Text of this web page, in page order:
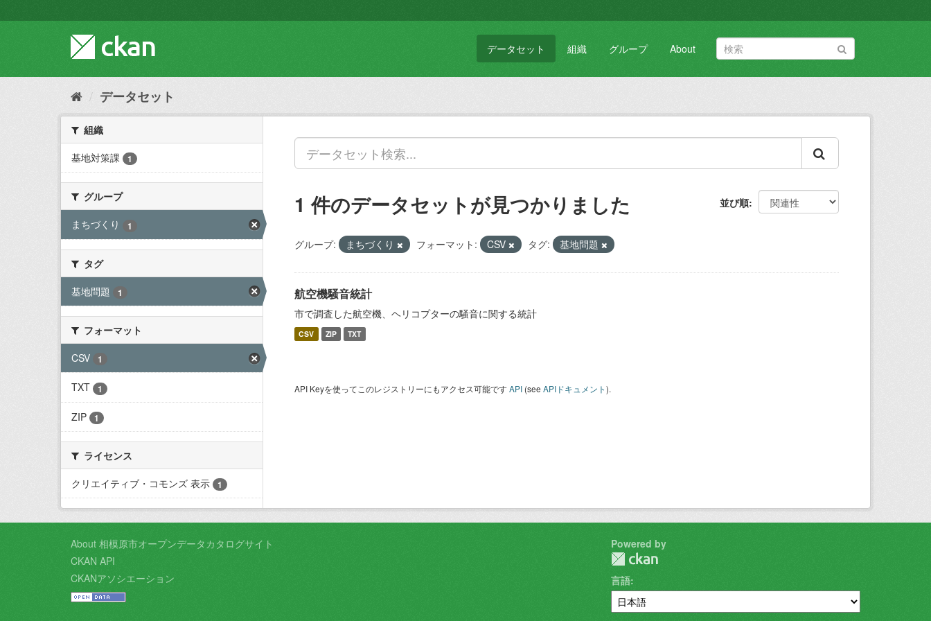
キ
て
データセット 組織 グループ About
データセット
組織
基地対策課
1
グループ
まちづくり
1
タグ
基地問題
1
フォーマット
CSV
1
TXT 1
ZIP 1
ライセンス
クリエイティブ・コモンズ 表示
1
並び順
1 件のデータセットが見つかりました
グループ: まちづくり フォーマット: CSV タグ: 基地問題
航空機騒音統計
市で調査した航空機、ヘリコプターの騒音に関する統計
CSV ZIP TXT
API Keyを使ってこのレジストリーにもアクセス可能ですAPI (see APIドキュメント).
About 相模原市オープンデータカタログサイト
CKAN API
CKANアソシエーション
Powered by
言語